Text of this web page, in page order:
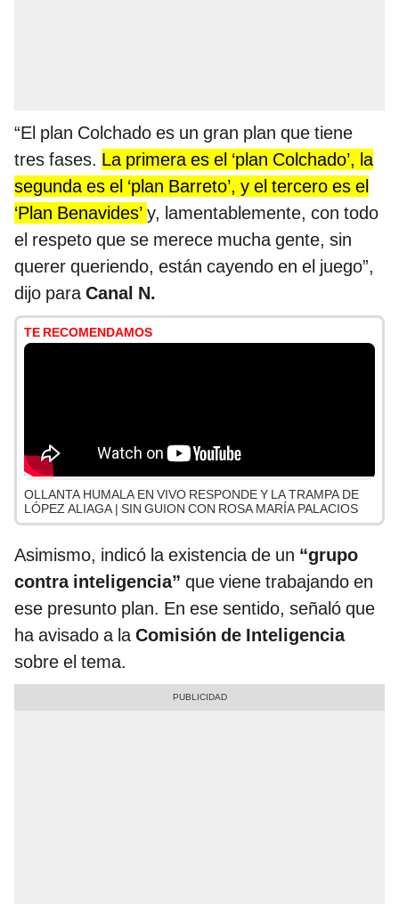
“El plan Colchado es un gran plan que tiene
tres fases. La primera es el ‘plan Colchado’, la
segunda es el ‘plan Barreto’, y el tercero es el
‘Plan Benavides’ y, lamentablemente, con todo
el respeto que se merece mucha gente, sin
querer queriendo, están cayendo en el juego”,
dijo paraCanal N.
TE RECOMENDAMOS
OLLANTA HUMALA EN VIVO RESPONDE Y LA TRAMPA DE
LÓPEZ ALIAGA | SIN GUION CON ROSA MARÍA PALACIOS
Asimismo, indicó la existencia de un “grupo
contra inteligencia” que viene trabajando en
ese presunto plan. En ese sentido, señaló que
ha avisado a laComisión de Inteligencia
sobre el tema.